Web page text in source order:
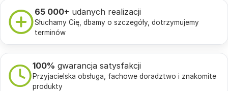
65 000+ udanych realizacji
Słuchamy Cię, dbamy o szczegóły, dotrzymujemy
terminów
100% gwarancja satysfakcji
Przyjacielska obsługa, fachowe doradztwo i znakomite
produkty